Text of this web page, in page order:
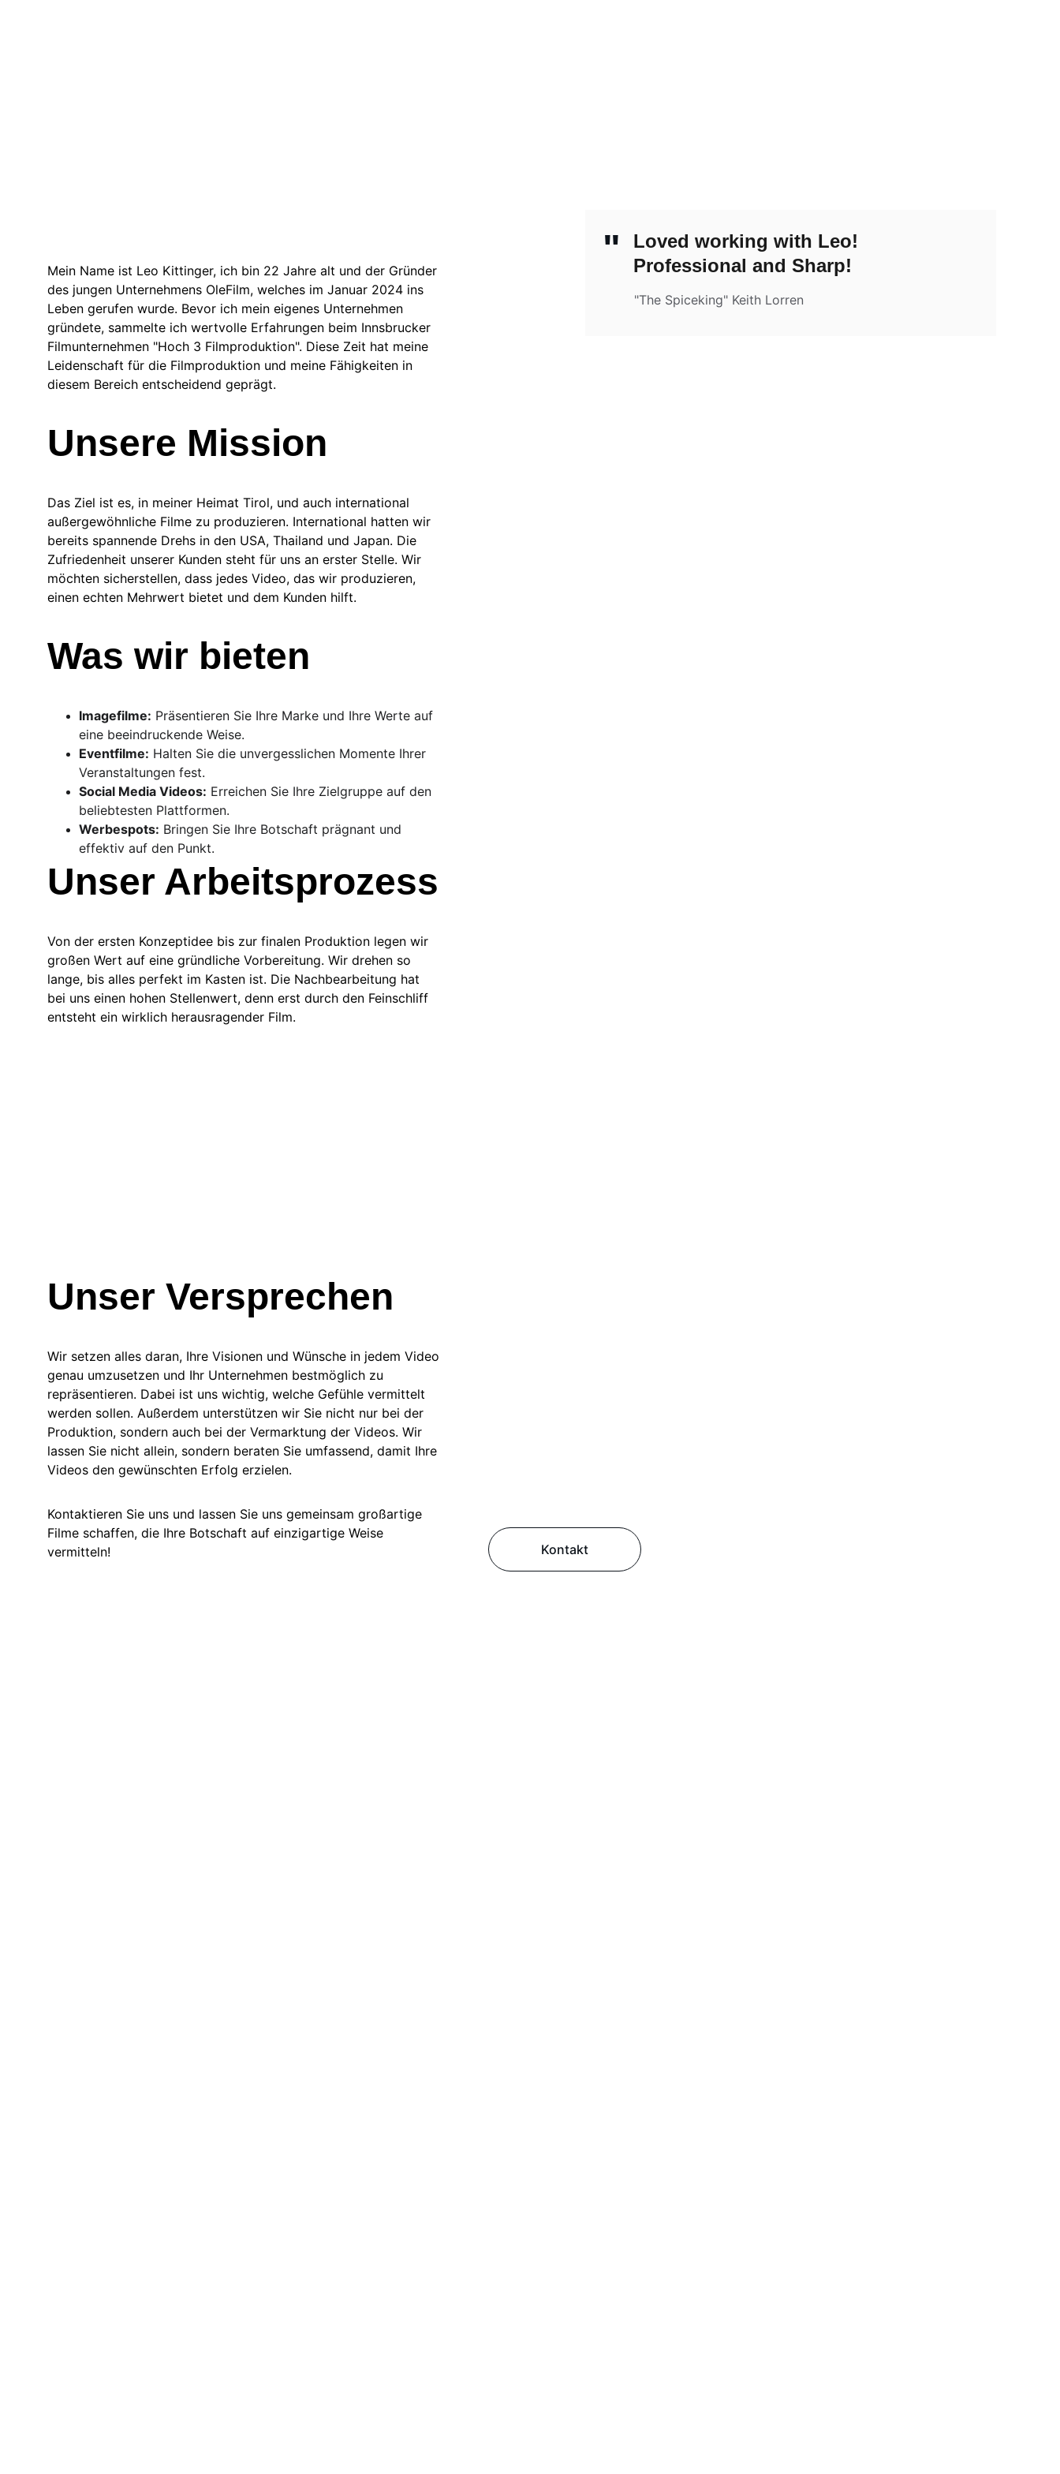
Mein Name ist Leo Kittinger, ich bin 22 Jahre alt und der Gründer
des jungen Unternehmens OleFilm, welches im Januar 2024 ins
Leben gerufen wurde. Bevor ich mein eigenes Unternehmen
gründete, sammelte ich wertvolle Erfahrungen beim Innsbrucker
Filmunternehmen "Hoch 3 Filmproduktion". Diese Zeit hat meine
Leidenschaft für die Filmproduktion und meine Fähigkeiten in
diesem Bereich entscheidend geprägt.
Unsere Mission
Das Ziel ist es, in meiner Heimat Tirol, und auch international
außergewöhnliche Filme zu produzieren. International hatten wir
bereits spannende Drehs in den USA, Thailand und Japan. Die
Zufriedenheit unserer Kunden steht für uns an erster Stelle. Wir
möchten sicherstellen, dass jedes Video, das wir produzieren,
einen echten Mehrwert bietet und dem Kunden hilft.
Was wir bieten
Imagefilme: Präsentieren Sie Ihre Marke und Ihre Werte auf
eine beeindruckende Weise.
Eventfilme: Halten Sie die unvergesslichen Momente Ihrer
Veranstaltungen fest.
Social Media Videos: Erreichen Sie Ihre Zielgruppe auf den
beliebtesten Plattformen.
Werbespots: Bringen Sie Ihre Botschaft prägnant und
effektiv auf den Punkt.
Unser Arbeitsprozess
Von der ersten Konzeptidee bis zur finalen Produktion legen wir
großen Wert auf eine gründliche Vorbereitung. Wir drehen so
lange, bis alles perfekt im Kasten ist. Die Nachbearbeitung hat
bei uns einen hohen Stellenwert, denn erst durch den Feinschliff
entsteht ein wirklich herausragender Film.
Unser Versprechen
Wir setzen alles daran, Ihre Visionen und Wünsche in jedem Video
genau umzusetzen und Ihr Unternehmen bestmöglich zu
repräsentieren. Dabei ist uns wichtig, welche Gefühle vermittelt
werden sollen. Außerdem unterstützen wir Sie nicht nur bei der
Produktion, sondern auch bei der Vermarktung der Videos. Wir
lassen Sie nicht allein, sondern beraten Sie umfassend, damit Ihre
Videos den gewünschten Erfolg erzielen.
Kontaktieren Sie uns und lassen Sie uns gemeinsam großartige
Filme schaffen, die Ihre Botschaft auf einzigartige Weise
vermitteln!
"The Spiceking" Keith Lorren
"
Kontakt
Loved working with Leo!
Professional and Sharp!